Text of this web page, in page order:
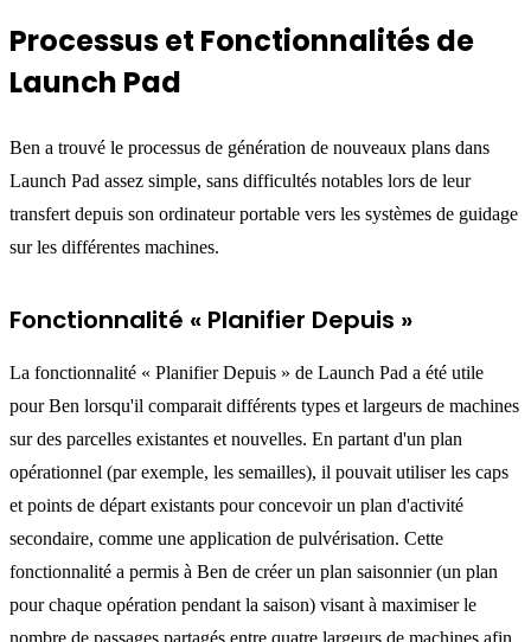
Processus et Fonctionnalités de
Launch Pad
Ben a trouvé le processus de génération de nouveaux plans dans
Launch Pad assez simple, sans difficultés notables lors de leur
transfert depuis son ordinateur portable vers les systèmes de guidage
sur les différentes machines.
Fonctionnalité « Planifier Depuis »
La fonctionnalité « Planifier Depuis » de Launch Pad a été utile
pour Ben lorsqu'il comparait différents types et largeurs de machines
sur des parcelles existantes et nouvelles. En partant d'un plan
opérationnel (par exemple, les semailles), il pouvait utiliser les caps
et points de départ existants pour concevoir un plan d'activité
secondaire, comme une application de pulvérisation. Cette
fonctionnalité a permis à Ben de créer un plan saisonnier (un plan
pour chaque opération pendant la saison) visant à maximiser le
nombre de passages partagés entre quatre largeurs de machines afin